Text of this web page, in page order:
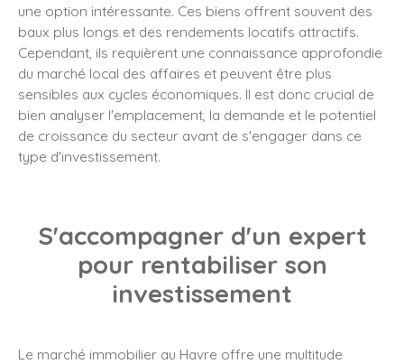
une option intéressante. Ces biens offrent souvent des
baux plus longs et des rendements locatifs attractifs.
Cependant, ils requièrent une connaissance approfondie
du marché local des affaires et peuvent être plus
sensibles aux cycles économiques. Il est donc crucial de
bien analyser l'emplacement, la demande et le potentiel
de croissance du secteur avant de s'engager dans ce
type d'investissement.
S'accompagner d'un expert
pour rentabiliser son
investissement
Le marché immobilier au Havre offre une multitude